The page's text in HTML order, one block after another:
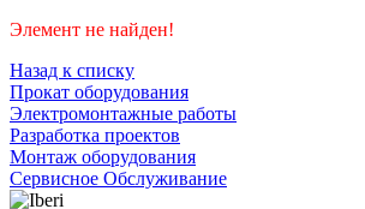
Элемент не найден!
Назад к списку
Прокат оборудования
Электромонтажные работы
Разработка проектов
Монтаж оборудования
Сервисное Обслуживание